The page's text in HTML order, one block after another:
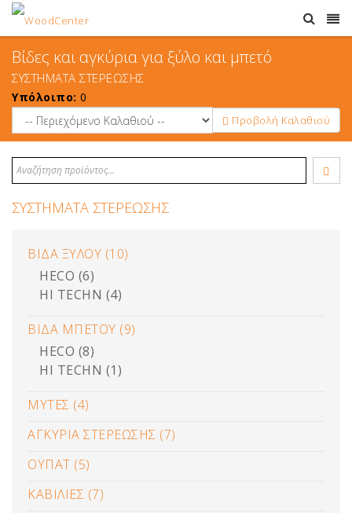
Βίδες και αγκύρια για ξύλο και μπετό
ΣΥΣΤΗΜΑΤΑ ΣΤΕΡΕΩΣΗΣ
Υπόλοιπο: 0
Προβολή Καλαθιού
ΣΥΣΤΗΜΑΤΑ ΣΤΕΡΕΩΣΗΣ
ΒΙΔΑ ΞΥΛΟΥ (10)
HECO (6)
HI TECHN (4)
ΒΙΔΑ ΜΠΕΤΟΥ (9)
HECO (8)
HI TECHN (1)
ΜΥΤΕΣ (4)
ΑΓΚΥΡΙΑ ΣΤΕΡΕΩΣΗΣ (7)
ΟΥΠΑΤ (5)
ΚΑΒΙΛΙΕΣ (7)